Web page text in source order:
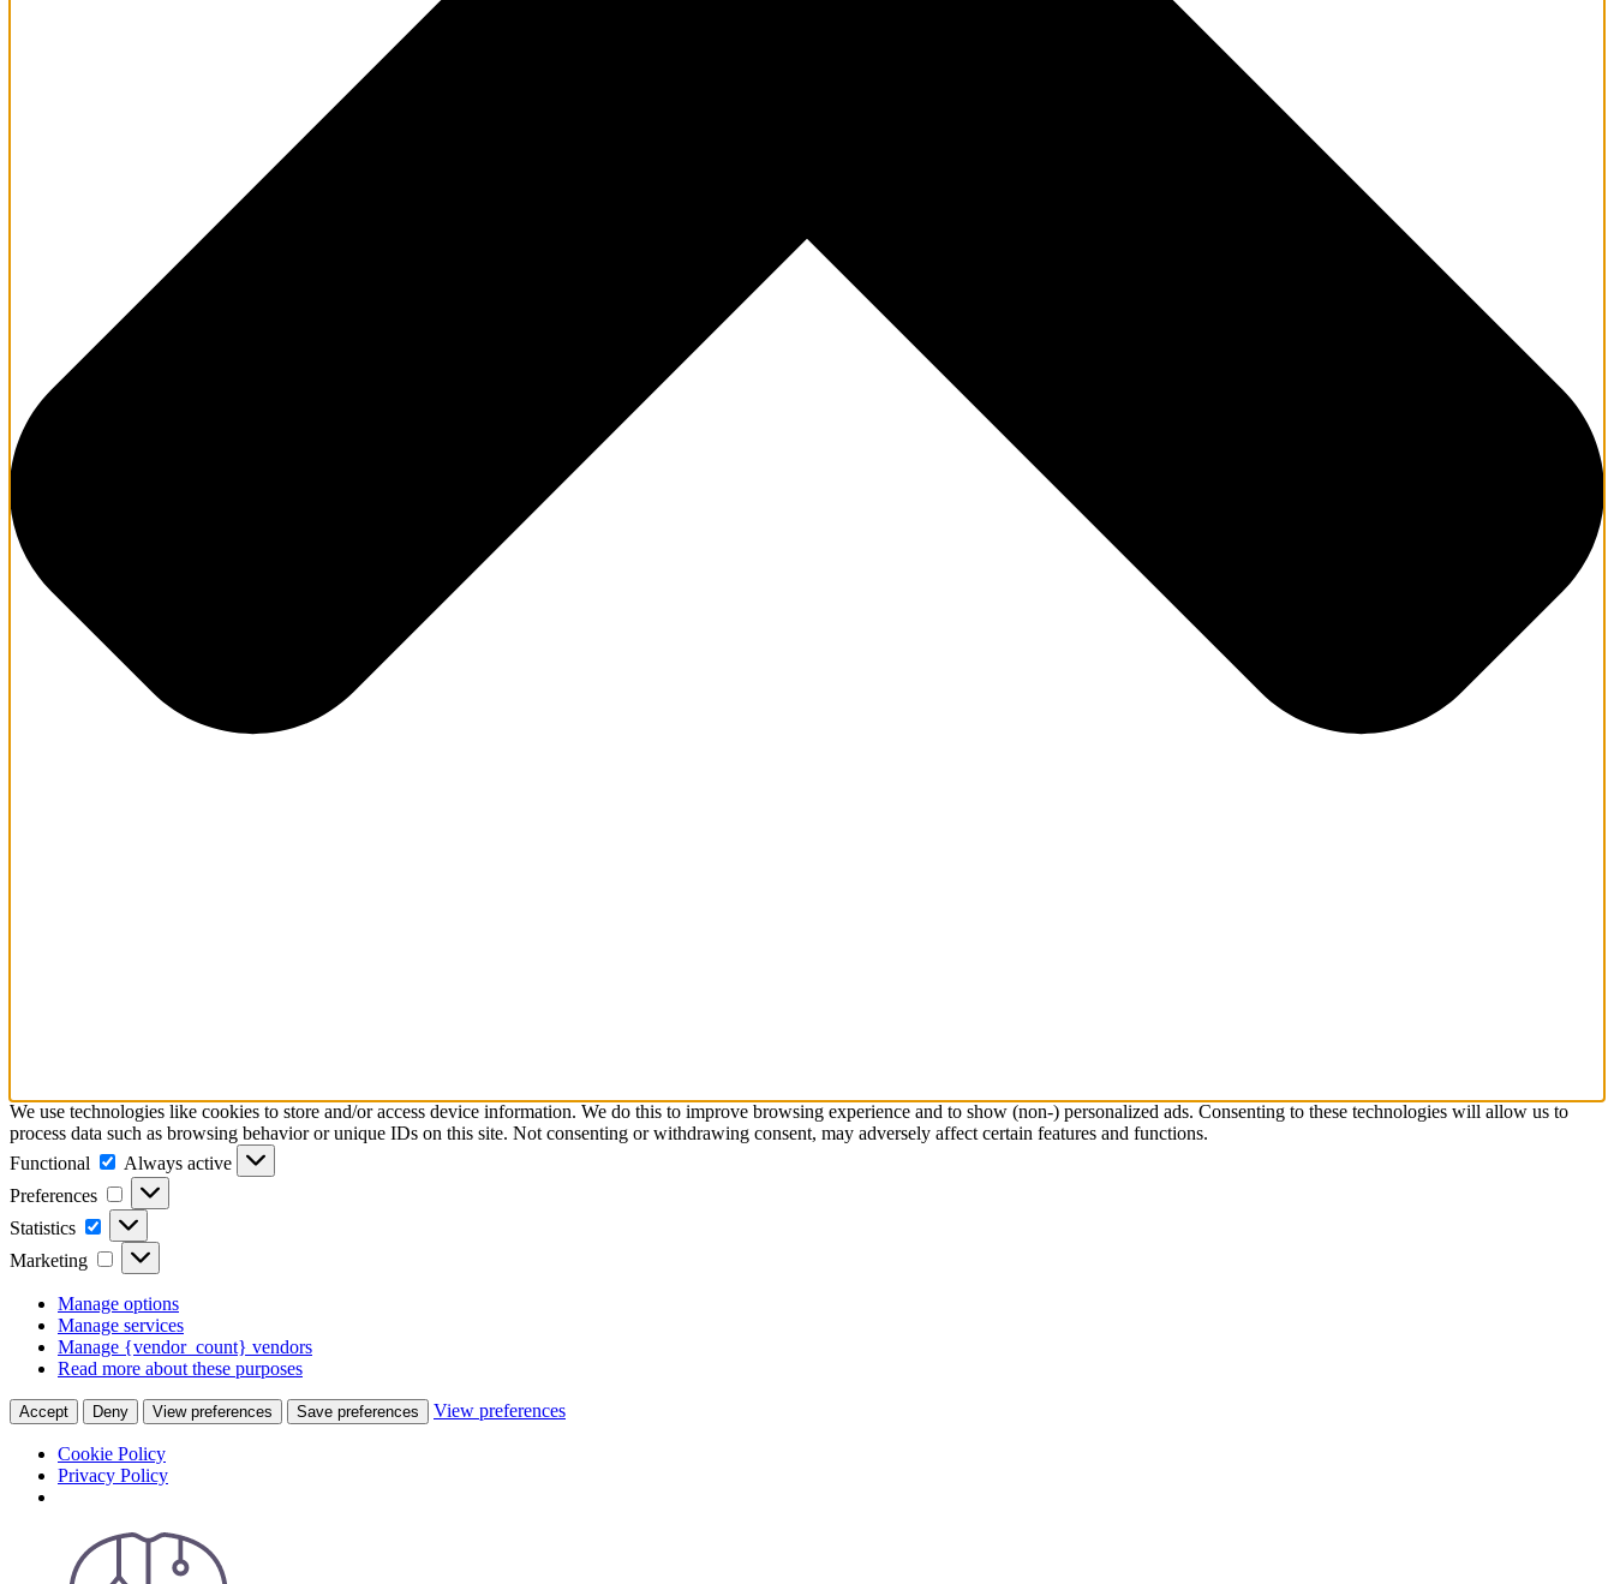
We use technologies like cookies to store and/or access device information. We do this to improve browsing experience and to show (non-) personalized ads. Consenting to these technologies will allow us to
process data such as browsing behavior or unique IDs on this site. Not consenting or withdrawing consent, may adversely affect certain features and functions.
Functional
Functional
Always active
Preferences
Preferences
Statistics Statistics
Marketing Marketing
Manage options
Manage services
Manage {vendor_count} vendors
Read more about these purposes
Accept Deny View preferences Save preferences View preferences
Cookie Policy
Privacy Policy